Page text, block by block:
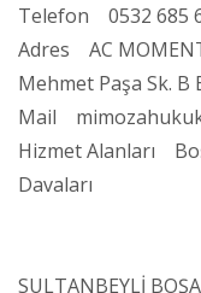
Telefon 0532 685
Adres AC
Mehmet Paşa Sk.
Mail
Hizmet Alanları
Davaları
SULTANBEYLİ